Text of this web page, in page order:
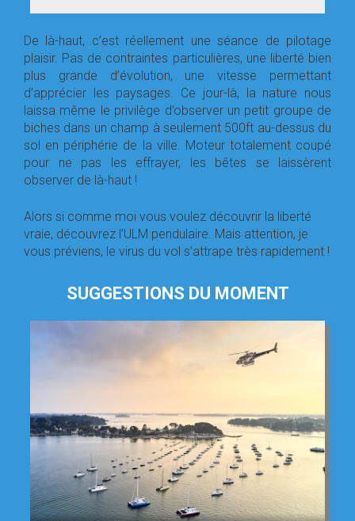
De là-haut, c’est réellement une séance de pilotage
plaisir. Pas de contraintes particulières, une liberté bien
plus grande d’évolution, une vitesse permettant
d’apprécier les paysages. Ce jour-là, la nature nous
laissa même le privilège d’observer un petit groupe de
biches dans un champ à seulement 500ft au-dessus du
sol en périphérie de la ville. Moteur totalement coupé
pour ne pas les effrayer, les bêtes se laissèrent
observer de là-haut !
Alors si comme moi vous voulez découvrir la liberté
vraie, découvrez l’ULM pendulaire. Mais attention, je
vous préviens, le virus du vol s’attrape très rapidement !
SUGGESTIONS DU MOMENT